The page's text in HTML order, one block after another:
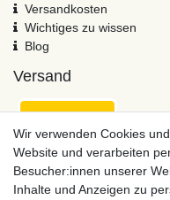
Versandkosten
Wichtiges zu wissen
Blog
Versand
Wir verwenden Cookies
Website und verarbeiten
Besucher:innen unserer
Inhalte und Anzeigen zu